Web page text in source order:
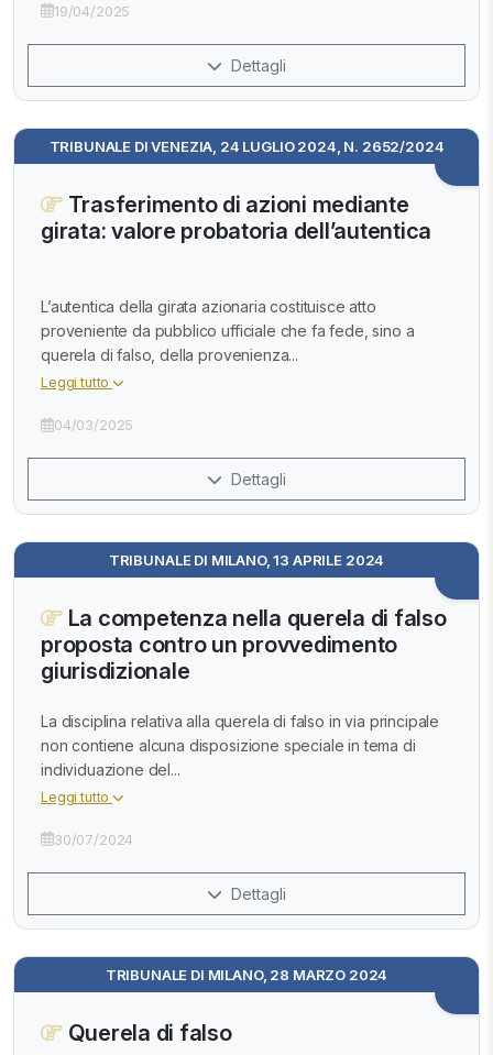
19/04/2025
Dettagli
TRIBUNALE DI VENEZIA, 24 LUGLIO 2024, N. 2652/2024
Trasferimento di azioni mediante
girata: valore probatoria dell’autentica
L’autentica della girata azionaria costituisce atto
proveniente da pubblico ufficiale che fa fede, sino a
querela di falso, della provenienza...
Leggi tutto
04/03/2025
Dettagli
TRIBUNALE DI MILANO, 13 APRILE 2024
La competenza nella querela di falso
proposta contro un provvedimento
giurisdizionale
La disciplina relativa alla querela di falso in via principale
non contiene alcuna disposizione speciale in tema di
individuazione del...
Leggi tutto
30/07/2024
Dettagli
TRIBUNALE DI MILANO, 28 MARZO 2024
Querela di falso